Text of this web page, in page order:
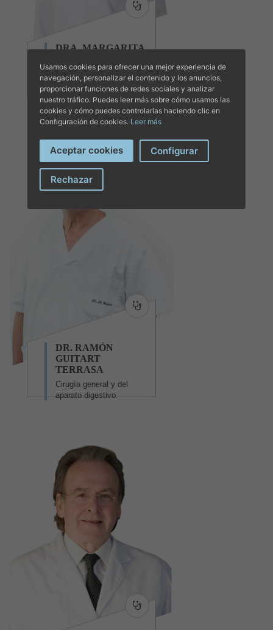
DRA. MARGARITA
ONANDIA LÓPEZ
Cirugía general y del
aparato digestivo
DR. RAMÓN
GUITART
TERRASA
Cirugía general y del
aparato digestivo
Usamos cookies para ofrecer una mejor experiencia de
navegación, personalizar el contenido y los anuncios,
proporcionar funciones de redes sociales y analizar
nuestro tráfico. Puedes leer más sobre cómo usamos las
cookies y cómo puedes controlarlas haciendo clic en
Configuración de cookies. Leer más
Aceptar cookies Configurar
Rechazar